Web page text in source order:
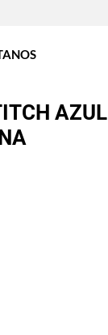
AZUL